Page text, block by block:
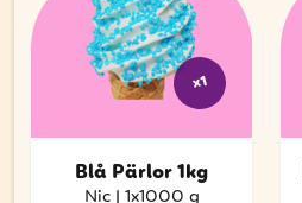
x1
Blå Pärlor 1kg
Nic | 1x1000 g